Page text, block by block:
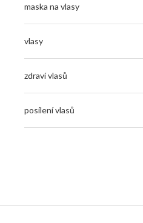
maska na vlasy
vlasy
zdraví vlasů
posílení vlasů